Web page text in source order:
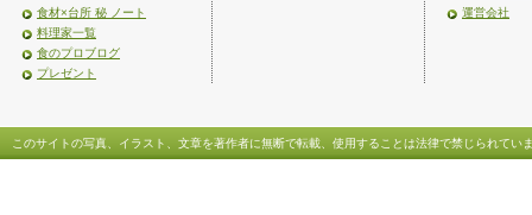
食材×台所 秘 ノート
料理家一覧
食のプロブログ
プレゼント
運営会社
このサイトの写真、イラスト、文章を著作者に無断で転載、使用することは法律で禁じられてい